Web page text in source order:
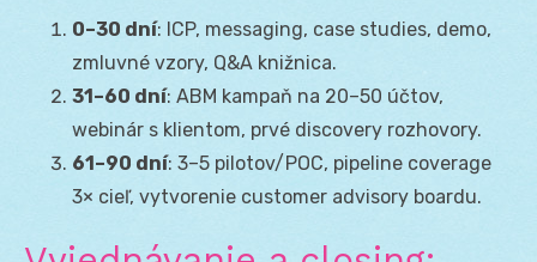
0–30 dní: ICP, messaging, case studies, demo,
zmluvné vzory, Q&A knižnica.
31–60 dní: ABM kampaň na 20–50 účtov,
webinár s klientom, prvé discovery rozhovory.
61–90 dní: 3–5 pilotov/POC, pipeline coverage
3× cieľ, vytvorenie customer advisory boardu.